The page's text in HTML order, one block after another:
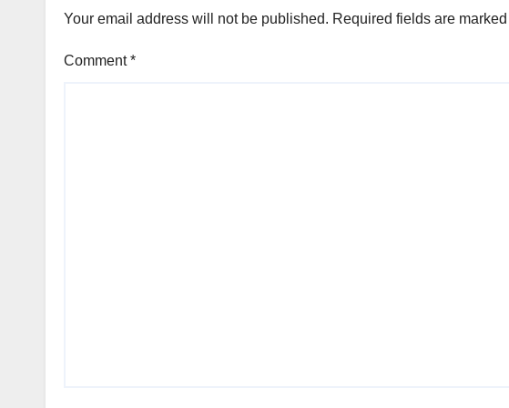
Your email address will not be published. Required fields are marked
Comment*